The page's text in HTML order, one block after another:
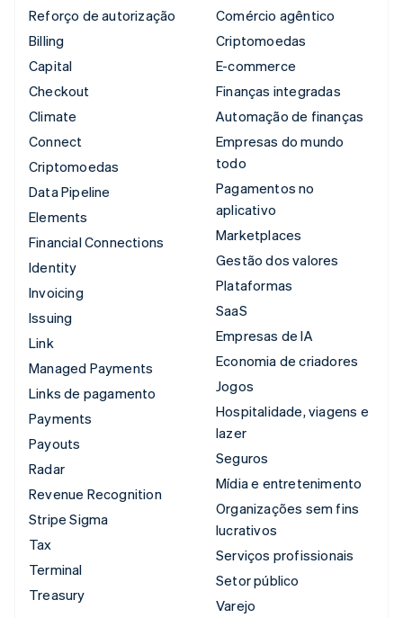
Reforço de autorização
Billing
Capital
Checkout
Climate
Connect
Criptomoedas
Data Pipeline
Elements
Financial Connections
Identity
Invoicing
Issuing
Link
Managed Payments
Links de pagamento
Payments
Payouts
Radar
Revenue Recognition
Stripe Sigma
Tax
Terminal
Treasury
Comércio agêntico
Criptomoedas
E-commerce
Finanças integradas
Automação de finanças
Empresas do mundo
todo
Pagamentos no
aplicativo
Marketplaces
Gestão dos valores
Plataformas
SaaS
Empresas de IA
Economia de criadores
Jogos
Hospitalidade, viagens e
lazer
Seguros
Mídia e entretenimento
Organizações sem fins
lucrativos
Serviços profissionais
Setor público
Varejo